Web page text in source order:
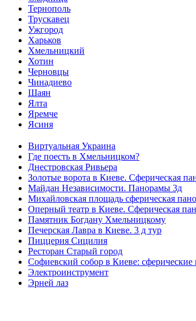
Тернополь
Трускавец
Ужгород
Харьков
Хмельницкий
Хотин
Черновцы
Чинадиево
Шаян
Ялта
Яремче
Ясиня
Виртуальная Украина
Где поесть в Хмельницком?
Днестровская Ривьера
Золотые ворота в Киеве. Сферическая
Майдан Независимости. Панорамы 3д
Михайловская площадь сферическая
Оперный театр в Киеве. Сферическая
Памятник Богдану Хмельницкому
Печерская Лавра в Киеве. 3 д тур
Пиццерия Сицилия
Ресторан Старый город
Софиевский собор в Киеве:
Электроинструмент
Эрней лаз